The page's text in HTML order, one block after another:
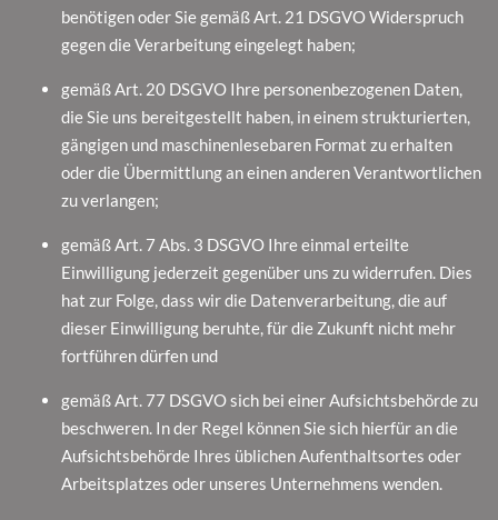
benötigen oder Sie gemäß Art. 21 DSGVO Widerspruch
gegen die Verarbeitung eingelegt haben;
gemäß Art. 20 DSGVO Ihre personenbezogenen Daten,
die Sie uns bereitgestellt haben, in einem strukturierten,
gängigen und maschinenlesebaren Format zu erhalten
oder die Übermittlung an einen anderen Verantwortlichen
zu verlangen;
gemäß Art. 7 Abs. 3 DSGVO Ihre einmal erteilte
Einwilligung jederzeit gegenüber uns zu widerrufen. Dies
hat zur Folge, dass wir die Datenverarbeitung, die auf
dieser Einwilligung beruhte, für die Zukunft nicht mehr
fortführen dürfen und
gemäß Art. 77 DSGVO sich bei einer Aufsichtsbehörde zu
beschweren. In der Regel können Sie sich hierfür an die
Aufsichtsbehörde Ihres üblichen Aufenthaltsortes oder
Arbeitsplatzes oder unseres Unternehmens wenden.